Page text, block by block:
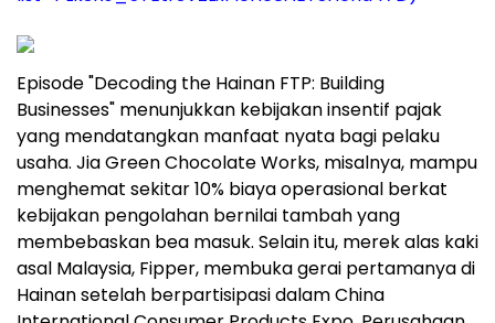
Episode "Decoding the Hainan FTP: Building
Businesses" menunjukkan kebijakan insentif pajak
yang mendatangkan manfaat nyata bagi pelaku
usaha. Jia Green Chocolate Works, misalnya, mampu
menghemat sekitar 10% biaya operasional berkat
kebijakan pengolahan bernilai tambah yang
membebaskan bea masuk. Selain itu, merek alas kaki
asal Malaysia, Fipper, membuka gerai pertamanya di
Hainan setelah berpartisipasi dalam China